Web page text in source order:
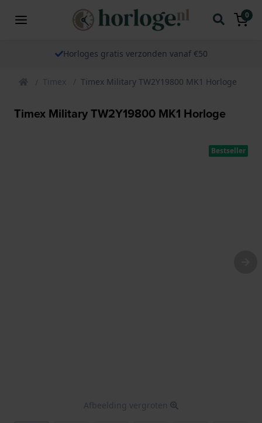
0
Horloges gratis verzonden vanaf €50
Timex Timex Military TW2Y19800 MK1 Horloge
Timex Military TW2Y19800 MK1 Horloge
Bestseller
Afbeelding vergroten